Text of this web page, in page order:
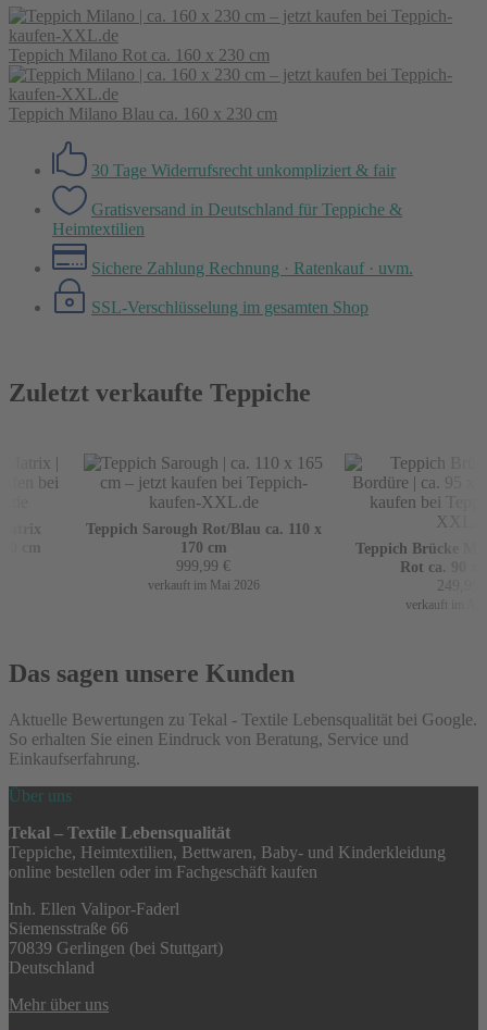
Teppich Milano Rot ca. 160 x 230 cm
Teppich Milano Blau ca. 160 x 230 cm
30 Tage Widerrufsrecht unkompliziert & fair
Gratisversand in Deutschland für Teppiche &
Heimtextilien
Sichere Zahlung Rechnung · Ratenkauf · uvm.
SSL-Verschlüsselung im gesamten Shop
Zuletzt verkaufte Teppiche
Teppich Sarough Rot/Blau ca. 110 x
170 cm
999,99€
verkauft im Mai 2026
Teppich Brücke Mir
Rot ca. 90 x
249,99
verkauft im April
Das sagen unsere Kunden
Aktuelle Bewertungen zu Tekal - Textile Lebensqualität bei Google.
So erhalten Sie einen Eindruck von Beratung, Service und
Einkaufserfahrung.
Über uns
Tekal – Textile Lebensqualität
Teppiche, Heimtextilien, Bettwaren, Baby- und Kinderkleidung
online bestellen oder im Fachgeschäft kaufen
Inh. Ellen Valipor-Faderl
Siemensstraße 66
70839 Gerlingen (bei Stuttgart)
Deutschland
Mehr über uns